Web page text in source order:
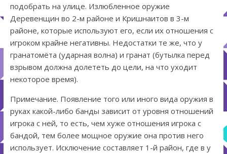
подобрать на улице. Излюбленное оружие
Деревенщин во 2-м районе и Кришнаитов в 3-м
районе, которые используют его, если их отношения с
игроком крайне негативны. Недостатки те же, что у
гранатомёта (ударная волна) и гранат (бутылка перед
взрывом должна долететь до цели, на что уходит
некоторое время).
Примечание. Появление того или иного вида оружия в
руках какой-либо банды зависит от уровня отношений
игрока с ней, то есть, чем хуже отношения игрока с
бандой, тем более мощное оружие она против него
использует. Исключение составляет 1-й район, где в у